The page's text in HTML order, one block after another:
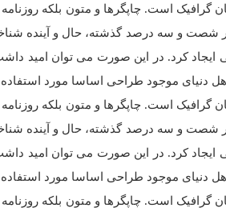
گرافیک است. چاپگرها و متون بلکه
در شصت و سه درصد گذشته، حال و آینده
کرد. در این صورت می توان امید
دنیای موجود طراحی اساسا مورد استفاده
گرافیک است. چاپگرها و متون بلکه
در شصت و سه درصد گذشته، حال و آینده
کرد. در این صورت می توان امید
دنیای موجود طراحی اساسا مورد استفاده
گرافیک است. چاپگرها و متون بلکه